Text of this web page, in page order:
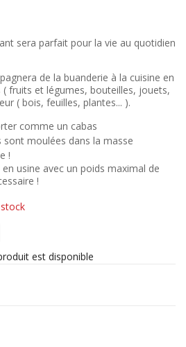
sera parfait pour la vie au quotidien
de la buanderie à la cuisine en
fruits et légumes, bouteilles, jouets,
( bois, feuilles, plantes... ).
comme un cabas
sont moulées dans la masse
!
usine avec un poids maximal de
!
est disponible